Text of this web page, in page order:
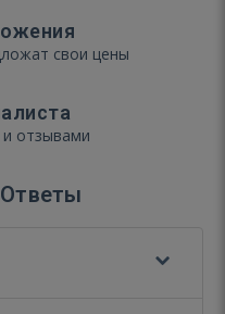
свои цены
отзывами